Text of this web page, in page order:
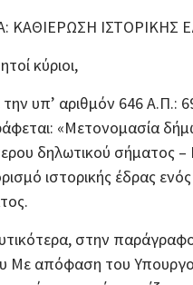
ΚΑΘΙΕΡΩΣΗ ΙΣΤΟΡΙΚΗΣ
κύριοι,
υπ’ αριθμόν 646 Α.Π.:
«Μετονομασία
δηλωτικού σήματος
ιστορικής έδρας
στην παράγραφο
Με απόφαση του